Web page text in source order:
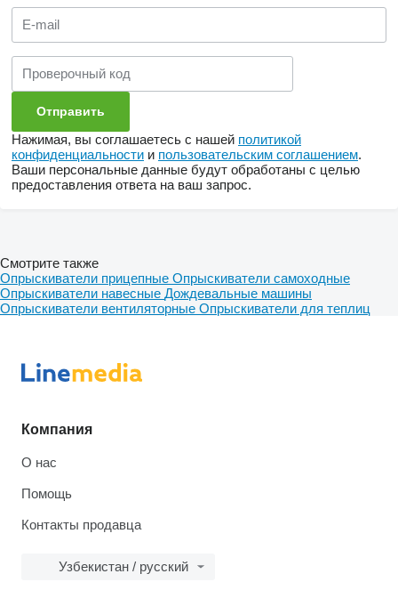
Нажимая, вы соглашаетесь с нашей политикой
конфиденциальности и пользовательским соглашением.
Ваши персональные данные будут обработаны с целью
предоставления ответа на ваш запрос.
Смотрите также
Опрыскиватели прицепные Опрыскиватели самоходные
Опрыскиватели навесные Дождевальные машины
Опрыскиватели вентиляторные Опрыскиватели для теплиц
Компания
О нас
Помощь
Контакты продавца
Узбекистан / русский